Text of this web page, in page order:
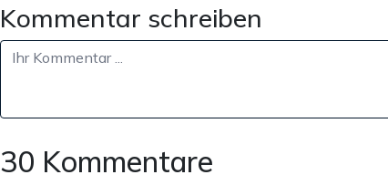
Kommentar schreiben
30 Kommentare